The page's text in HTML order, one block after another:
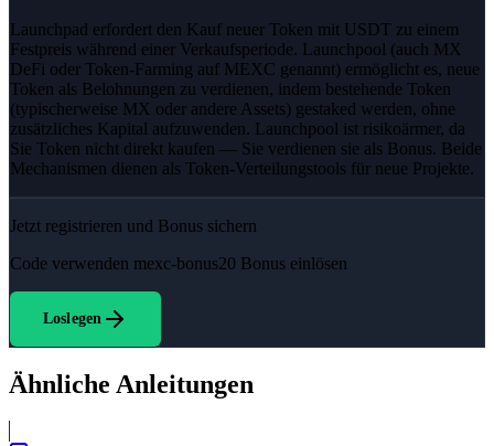
Launchpad erfordert den Kauf neuer Token mit USDT zu einem
Festpreis während einer Verkaufsperiode. Launchpool (auch MX
DeFi oder Token-Farming auf MEXC genannt) ermöglicht es, neue
Token als Belohnungen zu verdienen, indem bestehende Token
(typischerweise MX oder andere Assets) gestaked werden, ohne
zusätzliches Kapital aufzuwenden. Launchpool ist risikoärmer, da
Sie Token nicht direkt kaufen — Sie verdienen sie als Bonus. Beide
Mechanismen dienen als Token-Verteilungstools für neue Projekte.
Jetzt registrieren und Bonus sichern
Code verwenden mexc-bonus20 Bonus einlösen
Loslegen
Ähnliche Anleitungen